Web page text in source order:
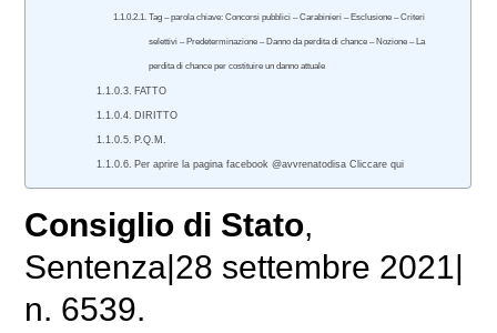
Tag – parola chiave: Concorsi pubblici – Carabinieri – Esclusione – Criteri
selettivi – Predeterminazione – Danno da perdita di chance – Nozione – La
perdita di chance per costituire un danno attuale
FATTO
DIRITTO
P.Q.M.
Per aprire la pagina facebook @avvrenatodisa Cliccare qui
Consiglio di Stato,
Sentenza|28 settembre 2021|
n. 6539.